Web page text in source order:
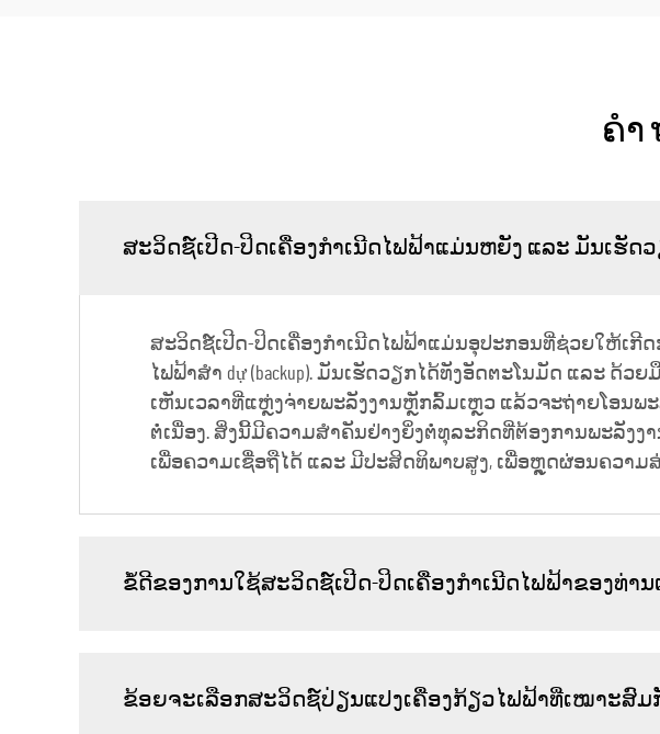
ຄໍາ
ສະວິດຊ໌ເປີດ-ປິດເຄື່ອງກຳເນີດໄຟຟ້າແມ່ນຫຍັງ ແລະ ມັນເຮັດ
ສະວິດຊ໌ເປີດ-ປິດເຄື່ອງກຳເນີດໄຟຟ້າແມ່ນອຸປະກອນທີ່ຊ່ວຍໃຫ້ເກີ
ໄຟຟ້າສຳ dự (backup). ມັນເຮັດວຽກໄດ້ທັງອັດຕະໂນມັດ ແລະ ດ້
ເຫັນເວລາທີ່ແຫຼ່ງຈ່າຍພະລັງງານຫຼັກລົ້ມເຫຼວ ແລ້ວຈະຖ່າຍໂອນພ
ຕໍ່ເນື່ອງ. ສິ່ງນີ້ມີຄວາມສຳຄັນຢ່າງຍິ່ງຕໍ່ທຸລະກິດທີ່ຕ້ອງການພະລັງງ
ເພື່ອຄວາມເຊື່ອຖືໄດ້ ແລະ ມີປະສິດທິພາບສູງ, ເພື່ອຫຼຸດຜ່ອນຄວາມ
ຂໍ້ດີຂອງການໃຊ້ສະວິດຊ໌ເປີດ-ປິດເຄື່ອງກຳເນີດໄຟຟ້າຂອງທ່າ
ຂ້ອຍຈະເລືອກສະວິດຊ໌ປ່ຽນແປງເຄື່ອງກ້ຽວໄຟຟ້າທີ່ເໝາະສົມ